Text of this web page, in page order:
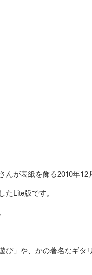
が表紙を飾る2010年12
Lite版です。
」や、かの著名なギ